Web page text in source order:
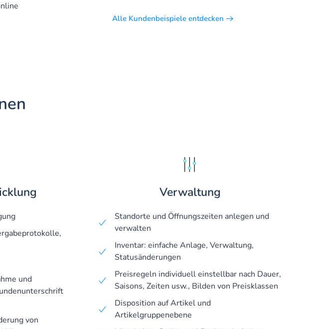
Alle Kundenbeispiele entdecken
und
von
Verwaltung
Standorte und Öffnungszeiten anlegen und
verwalten
Inventar: einfache Anlage, Verwaltung,
Statusänderungen
Preisregeln individuell einstellbar nach Dauer,
Saisons, Zeiten usw., Bilden von Preisklassen
Disposition auf Artikel und
Artikelgruppenebene